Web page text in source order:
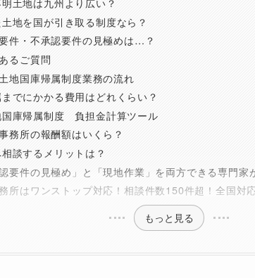
地を国が引き取る制度なら？
件・不承認要件の見極めは…？
るご質問
地国庫帰属制度業務の流れ
でにかかる費用はどれくらい？
国庫帰属制度 負担金計算ツール
務所の報酬額はいくら？
談するメリットは？
認要件の見極め」と「現地作業」を両方できる専門
所はワンストップ対応！相談件数150件超！全国対応
もっと見る